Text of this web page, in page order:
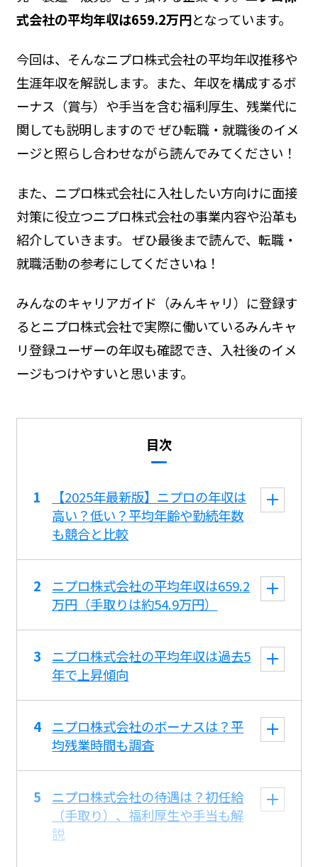
式会社の平均年収は659.2万円となっています。
今回は、そんなニプロ株式会社の平均年収推移や
生涯年収を解説します。また、年収を構成するボ
ーナス（賞与）や手当を含む福利厚生、残業代に
関しても説明しますので ぜひ転職・就職後のイメ
ージと照らし合わせながら読んでみてください！
また、ニプロ株式会社に入社したい方向けに面接
対策に役立つニプロ株式会社の事業内容や沿革も
紹介していきます。 ぜひ最後まで読んで、転職・
就職活動の参考にしてくださいね！
みんなのキャリアガイド（みんキャリ）に登録す
るとニプロ株式会社で実際に働いているみんキャ
リ登録ユーザーの年収も確認でき、入社後のイメ
ージもつけやすいと思います。
目次
【2025年最新版】ニプロの年収は
高い？低い？平均年齢や勤続年数
も競合と比較
ニプロ株式会社の平均年収は659.2
万円（手取りは約54.9万円）
ニプロ株式会社の平均年収は過去5
年で上昇傾向
ニプロ株式会社のボーナスは？平
均残業時間も調査
ニプロ株式会社の待遇は？初任給
（手取り）、福利厚生や手当も解
説